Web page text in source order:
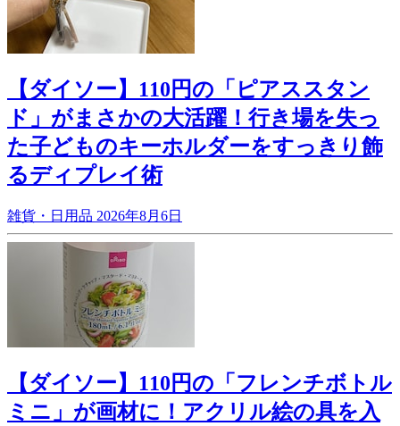
【ダイソー】110円の「ピアススタン
ド」がまさかの大活躍！行き場を失っ
た子どものキーホルダーをすっきり飾
るディプレイ術
雑貨・日用品 2026年8月6日
【ダイソー】110円の「フレンチボトル
ミニ」が画材に！アクリル絵の具を入